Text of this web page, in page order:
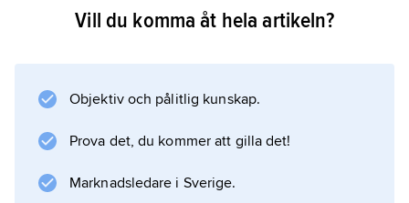
avvattnar Kuban en stor del av
Avrinningsområdet är 57 900 km
.
Vill du komma åt hela artikeln?
Objektiv och pålitlig kunskap.
Prova det, du kommer att gilla det!
Marknadsledare i Sverige.